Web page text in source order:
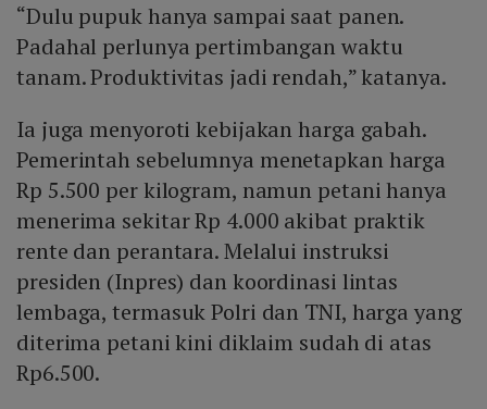
“Dulu pupuk hanya sampai saat panen.
Padahal perlunya pertimbangan waktu
tanam. Produktivitas jadi rendah,” katanya.
Ia juga menyoroti kebijakan harga gabah.
Pemerintah sebelumnya menetapkan harga
Rp 5.500 per kilogram, namun petani hanya
menerima sekitar Rp 4.000 akibat praktik
rente dan perantara. Melalui instruksi
presiden (Inpres) dan koordinasi lintas
lembaga, termasuk Polri dan TNI, harga yang
diterima petani kini diklaim sudah di atas
Rp6.500.